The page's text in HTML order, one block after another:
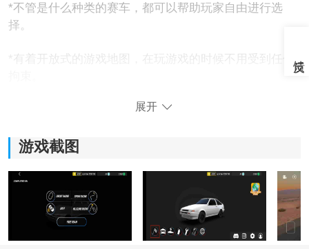
*不管是什么种类的赛车，都可以帮助玩家自由进行选
择。
*有着开放式的游戏地图，在玩游戏的时候不用受到任何
展开
游戏截图